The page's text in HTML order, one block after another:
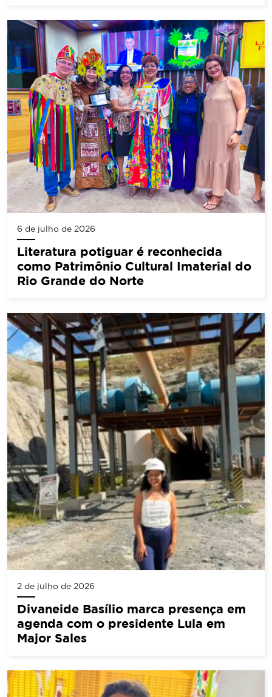
6 de julho de 2026
Literatura potiguar é reconhecida
como Patrimônio Cultural Imaterial do
Rio Grande do Norte
2 de julho de 2026
Divaneide Basílio marca presença em
agenda com o presidente Lula em
Major Sales